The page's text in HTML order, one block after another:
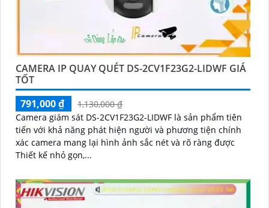
CAMERA IP QUAY QUÉT DS-2CV1F23G2-LIDWF GIÁ
TỐT
791,000 ₫
1,130,000 ₫
Camera giám sát DS-2CV1F23G2-LIDWF là sản phẩm tiên
tiến với khả năng phát hiện người và phương tiện chính
xác camera mang lại hình ảnh sắc nét và rõ ràng được
Thiết kế nhỏ gọn,...